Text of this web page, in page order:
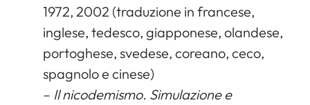
1972, 2002 (traduzione in francese,
inglese, tedesco, giapponese, olandese,
portoghese, svedese, coreano, ceco,
spagnolo e cinese)
– Il nicodemismo. Simulazione e